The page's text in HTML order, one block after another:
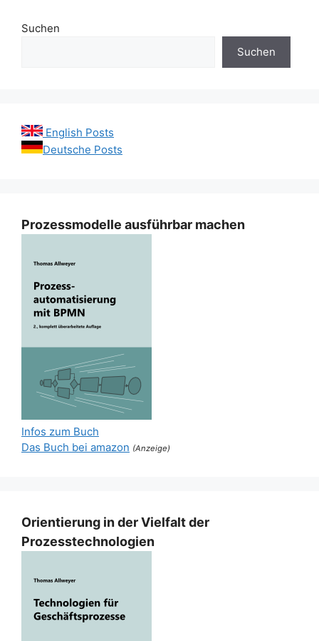
Suchen
Suchen
English Posts
Deutsche Posts
Prozessmodelle ausführbar machen
Infos zum Buch
Das Buch bei amazon (Anzeige)
Orientierung in der Vielfalt der
Prozesstechnologien